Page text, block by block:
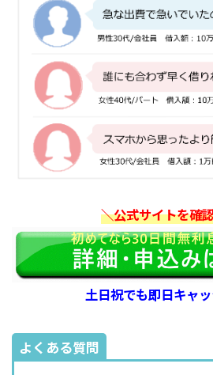
＼公式サイトを確
土日祝でも即日キャ
よくある質問